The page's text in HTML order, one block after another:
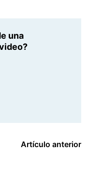
una
Artículo anterior